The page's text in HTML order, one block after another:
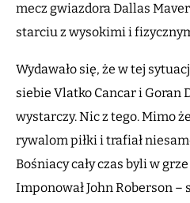
mecz gwiazdora Dallas
starciu z wysokimi i
Wydawało się, że w tej
siebie Vlatko Cancar i Goran
wystarczy. Nic z tego. Mimo
rywalom piłki i trafiał
Bośniacy cały czas byli w
Imponował John Roberson –